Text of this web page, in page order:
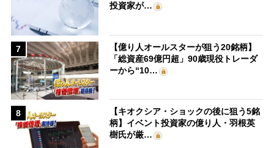
投資家が…
7
【億り人オールスターが狙う20銘柄】
「総資産69億円超」90歳現役トレーダ
ーから“10…
8
【キオクシア・ショックの後に狙う5銘
柄】イベント投資家の億り人・羽根英
樹氏が厳…